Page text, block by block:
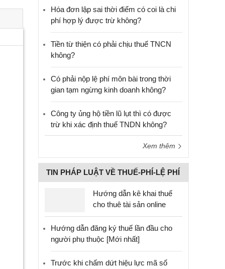
Hóa đơn lập sai thời điểm có coi là chi
phí hợp lý được trừ không?
Tiền từ thiện có phải chịu thuế TNCN
không?
Có phải nộp lệ phí môn bài trong thời
gian tạm ngừng kinh doanh không?
Công ty ủng hộ tiền lũ lụt thì có được
trừ khi xác định thuế TNDN không?
Xem thêm
TIN PHÁP LUẬT VỀ THUẾ-PHÍ-LỆ PHÍ
Hướng dẫn kê khai thuế
cho thuê tài sản online
Hướng dẫn đăng ký thuế lần đầu cho
người phụ thuộc [Mới nhất]
Trước khi chấm dứt hiệu lực mã số